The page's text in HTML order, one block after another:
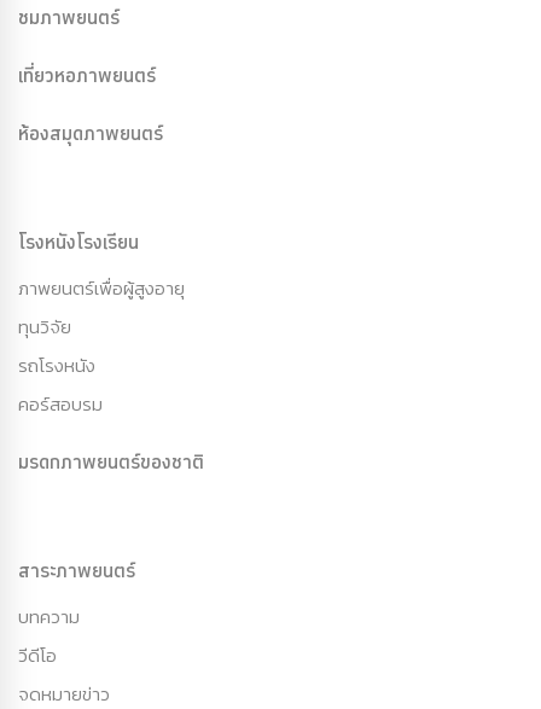
ชมภาพยนตร์
เที่ยวหอภาพยนตร์
ห้องสมุดภาพยนตร์
โรงหนังโรงเรียน
ภาพยนตร์เพื่อผู้สูงอายุ
ทุนวิจัย
รถโรงหนัง
คอร์สอบรม
มรดกภาพยนตร์ของชาติ
สาระภาพยนตร์
บทความ
วีดีโอ
จดหมายข่าว